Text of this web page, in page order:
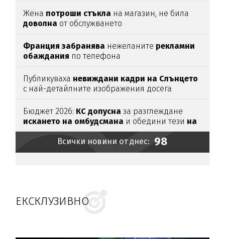
Жена потроши стъкла на магазин, не била
доволна от обслужването
Франция забранява нежеланите рекламни
обаждания по телефона
Публикуваха невиждани кадри на Слънцето
с най-детайлните изображения досега
Бюджет 2026: КС допусна за разглеждане
искането на омбудсмана и обедини тези на
ПП и ГЕРБ
Всички новини от днес: 98
ЕКСКЛУЗИВНО